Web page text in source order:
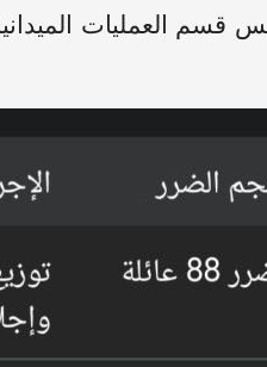
العمليات